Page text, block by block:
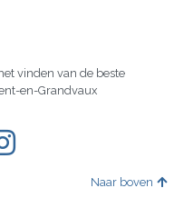
vinden van de beste
en-Grandvaux
Naar boven